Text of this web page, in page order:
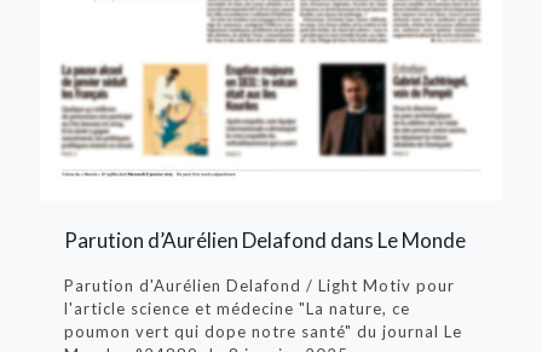
Parution d’Aurélien Delafond dans Le Monde
Parution d'Aurélien Delafond / Light Motiv pour
l'article science et médecine "La nature, ce
poumon vert qui dope notre santé" du journal Le